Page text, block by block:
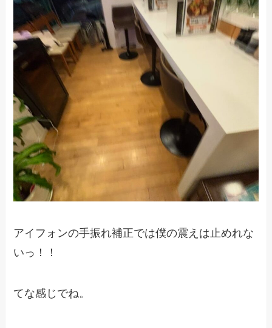
アイフォンの手振れ補正では僕の震えは止めれな
いっ！！
てな感じでね。